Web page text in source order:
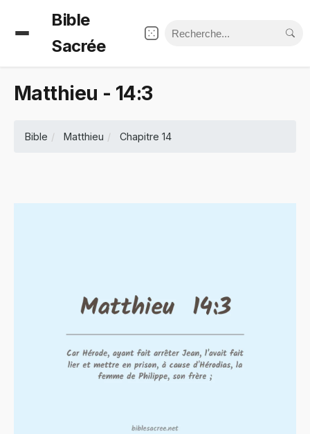
Bible
Sacrée
Matthieu - 14:3
Bible Matthieu Chapitre 14